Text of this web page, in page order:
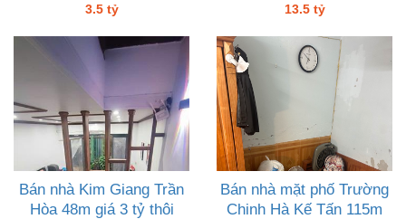
3.5 tỷ 13.5 tỷ
Bán nhà Kim Giang Trần
Hòa 48m giá 3 tỷ thôi
Bán nhà mặt phố Trường
Chinh Hà Kế Tấn 115m